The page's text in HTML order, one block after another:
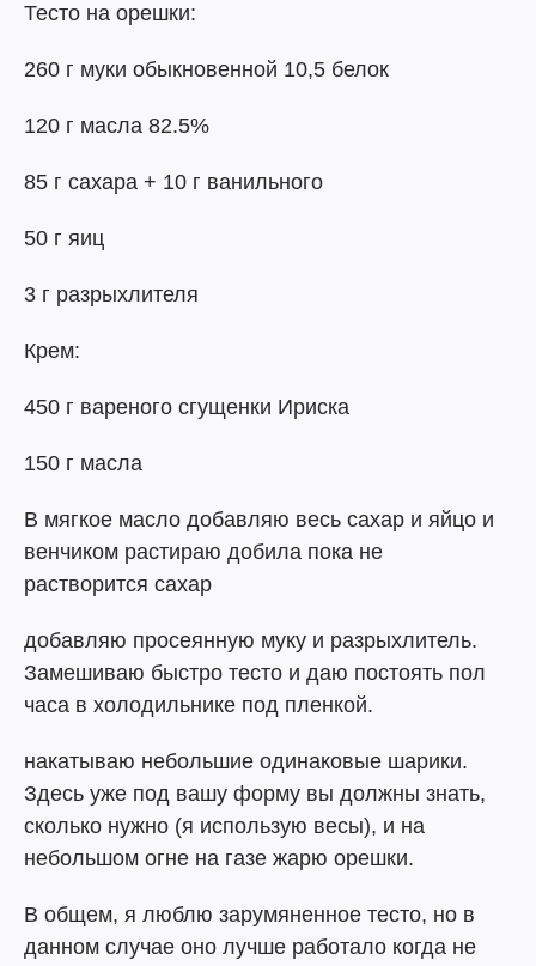
Тесто на орешки:
260 г муки обыкновенной 10,5 белок
120 г масла 82.5%
85 г сахара + 10 г ванильного
50 г яиц
3 г разрыхлителя
Крем:
450 г вареного сгущенки Ириска
150 г масла
В мягкое масло добавляю весь сахар и яйцо и
венчиком растираю добила пока не
растворится сахар
добавляю просеянную муку и разрыхлитель.
Замешиваю быстро тесто и даю постоять пол
часа в холодильнике под пленкой.
накатываю небольшие одинаковые шарики.
Здесь уже под вашу форму вы должны знать,
сколько нужно (я использую весы), и на
небольшом огне на газе жарю орешки.
В общем, я люблю зарумяненное тесто, но в
данном случае оно лучше работало когда не